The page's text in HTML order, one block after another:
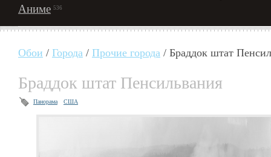
Аниме 536
Обои / Города / Прочие города / Браддок штат
Браддок штат Пенсильвания
Панорама США